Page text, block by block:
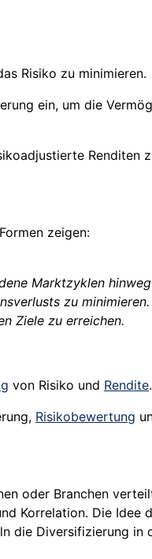
Risiko zu minimieren.
ein, um die
Renditen
zeigen:
Marktzyklen
zu minimieren.
Ziele zu erreichen.
von Risiko und Rendite.
Risikobewertung
oder Branchen
Korrelation. Die Idee
die Diversifizierung in